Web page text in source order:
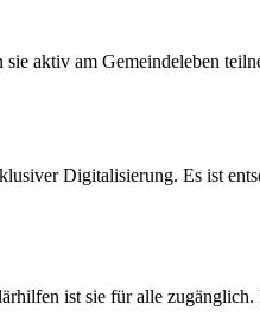
aktiv am Gemeindeleben
Digitalisierung. Es ist
ist sie für alle zugänglich.